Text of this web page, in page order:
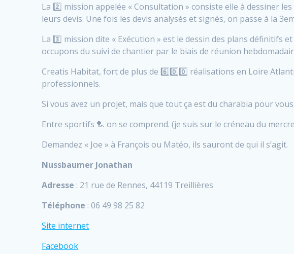
La 2️⃣ mission appelée « Consultation » consiste elle à dessiner
leurs devis. Une fois les devis analysés et signés, on passe à la
La 3️⃣ mission dite « Exécution » est le dessin des plans définitifs
occupons du suivi de chantier par le biais de réunion
Creatis Habitat, fort de plus de 6️⃣0️⃣0️⃣ réalisations en Loire
professionnels.
Si vous avez un projet, mais que tout ça est du charabia pour
Entre sportifs 🏸 on se comprend. (je suis sur le créneau du
Demandez « Joe » à François ou Matéo, ils sauront de qui il s’agit.
Nussbaumer Jonathan
Adresse : 21 rue de Rennes, 44119 Treillières
Téléphone : 06 49 98 25 82
Site internet
Facebook